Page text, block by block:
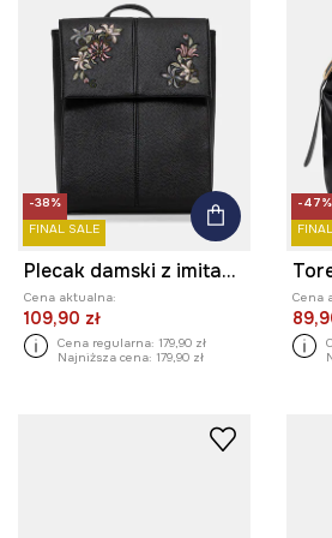
-38%
FINAL SALE
Plecak damski z imitacji skóry z ozdobnym haftem
Cena aktualna:
109,90 zł
Cena regularna: 179,90 zł
Najniższa cena: 179,90 zł
-47%
Cena